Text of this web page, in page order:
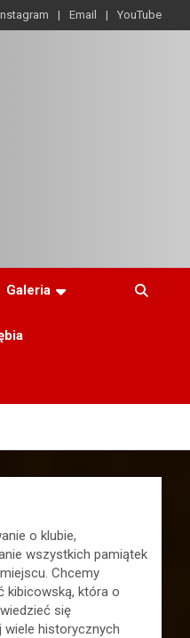
Email YouTube
Galeria
o klubie,
wszystkich pamiątek
Chcemy
kibicowską, która o
się
wiele historycznych